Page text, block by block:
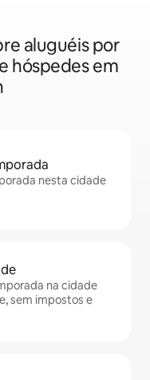
aluguéis por
hóspedes em
nesta cidade
na cidade
sem impostos e